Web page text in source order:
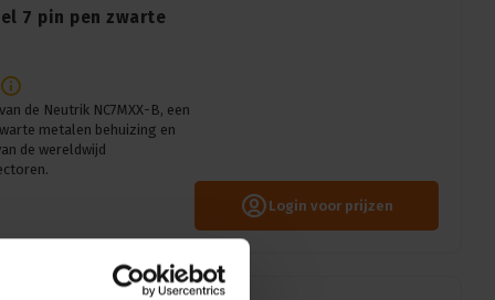
7 pin pen zwarte
de Neutrik NC7MXX-B, een
metalen behuizing en
de wereldwijd
Login voor prijzen